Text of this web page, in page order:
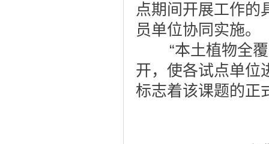
点期间开展工作的
员单位协同实施。
“本土植物全覆
开，使各试点单位
标志着该课题的正